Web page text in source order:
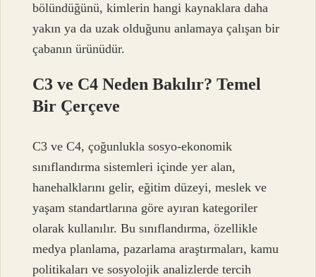
bölündüğünü, kimlerin hangi kaynaklara daha
yakın ya da uzak olduğunu anlamaya çalışan bir
çabanın ürünüdür.
C3 ve C4 Neden Bakılır? Temel
Bir Çerçeve
C3 ve C4, çoğunlukla sosyo-ekonomik
sınıflandırma sistemleri içinde yer alan,
hanehalklarını gelir, eğitim düzeyi, meslek ve
yaşam standartlarına göre ayıran kategoriler
olarak kullanılır. Bu sınıflandırma, özellikle
medya planlama, pazarlama araştırmaları, kamu
politikaları ve sosyolojik analizlerde tercih